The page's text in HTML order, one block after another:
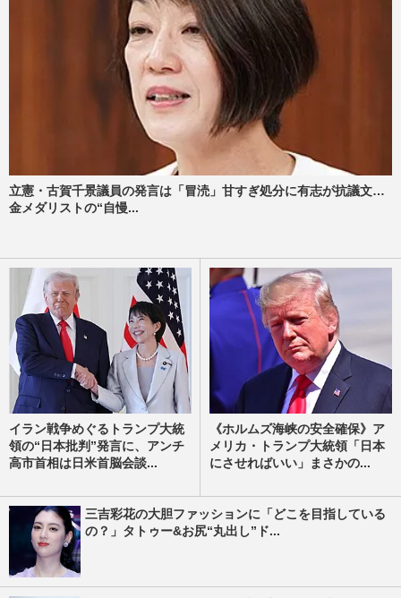
立憲・古賀千景議員の発言は「冒涜」甘すぎ処分に有志が抗議文…
金メダリストの“自慢...
イラン戦争めぐるトランプ大統
領の“日本批判”発言に、アンチ
高市首相は日米首脳会談...
《ホルムズ海峡の安全確保》ア
メリカ・トランプ大統領「日本
にさせればいい」まさかの...
三吉彩花の大胆ファッションに「どこを目指している
の？」タトゥー&お尻“丸出し”ド...